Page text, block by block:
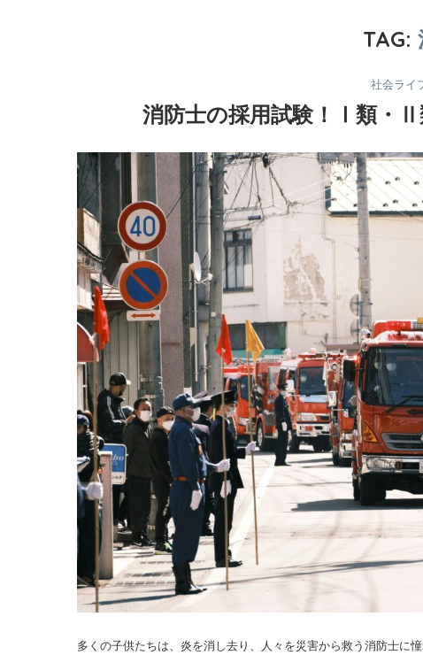
TAG:
社会ライ
消防士の採用試験！Ⅰ類・
多くの子供たちは、炎を消し去り、人々を災害から救う消防士に